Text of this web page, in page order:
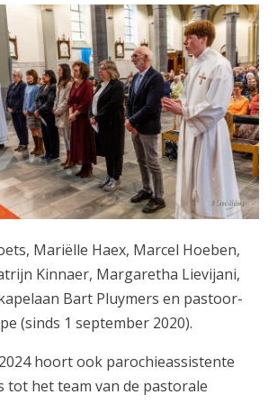
Mariëlle Haex, Marcel Hoeben,
Kinnaer, Margaretha Lievijani,
Bart Pluymers en pastoor-
(sinds 1 september 2020).
hoort ook parochieassistente
tot het team van de pastorale